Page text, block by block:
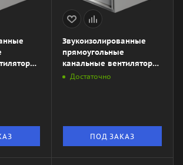
L3
Звукоизолированные
прямоугольные
канальные вентиляторы
ZKSA 1000х500-4L3
Достаточно
ПОД ЗАКАЗ